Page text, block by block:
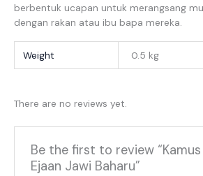
berbentuk ucapan untuk merangsang
dengan rakan atau ibu bapa mereka.
Weight 0.5 kg
There are no reviews yet.
Be the first to review
Ejaan Jawi Baharu”